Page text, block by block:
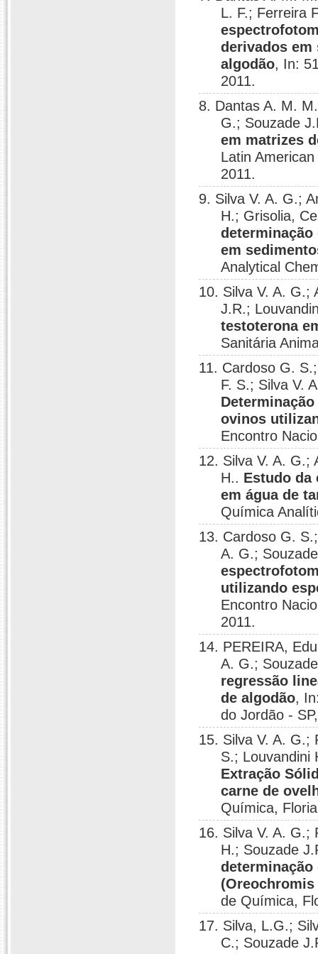
L. F.; Ferreira
derivados em
algodão, In:
2011.
8. Dantas A. M.
G.; Souzade
em matrizes
Latin
2011.
9. Silva V. A. G.;
H.; Grisolia,
em
Analytical
10. Silva V. A. G.;
J.R.;
testoterona
Sanitária
11. Cardoso G.
F. S.; Silva V.
ovinos
Encontro
12. Silva V. A. G.;
H.. Estudo da
em água de
Química
13. Cardoso G.
A. G.;
utilizando
Encontro
2011.
14. PEREIRA,
A. G.;
regressão
de algodão,
do Jordão -
15. Silva V. A. G.;
S.;
Extração
carne de
Química,
16. Silva V. A. G.;
H.; Souzade
de Química,
17. Silva, L.G.;
C.; Souzade